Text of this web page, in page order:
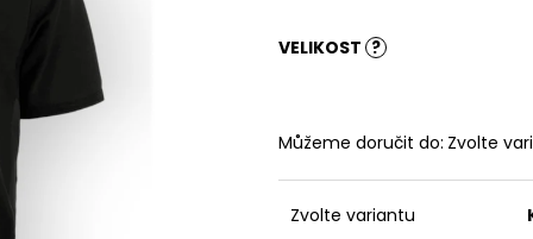
hvězdiček.
VELIKOST ?
Můžeme doručit do: Zvolte
Zvolte variantu
Doporučujeme
TRIČKO - MAYHEM - DAWN OF THE TRIČKO - ACID